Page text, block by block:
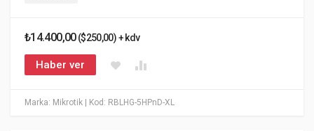
Marka: Mikrotik | Kod: RBLHG-5HPnD-XL
₺14.400,00($250,00) + kdv
Haber ver